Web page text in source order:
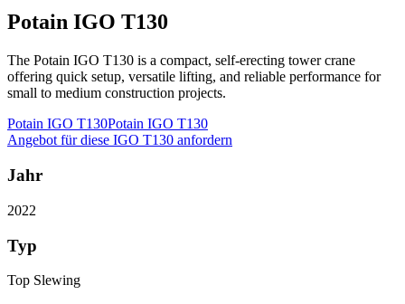
Potain IGO T130
The Potain IGO T130 is a compact, self-erecting tower crane
offering quick setup, versatile lifting, and reliable performance for
small to medium construction projects.
Potain IGO T130Potain IGO T130
Angebot für diese IGO T130 anfordern
Jahr
2022
Typ
Top Slewing